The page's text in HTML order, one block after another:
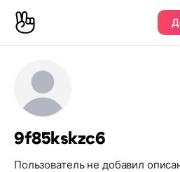
9f85kskzc6
Пользователь не добавил